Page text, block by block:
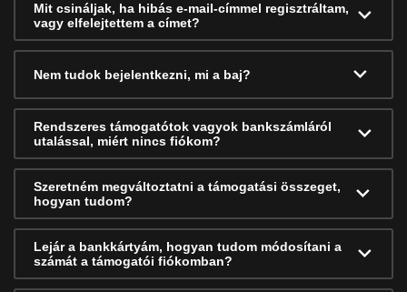
Mit csináljak, ha hibás e-mail-címmel regisztráltam,
vagy elfelejtettem a címet?
Nem tudok bejelentkezni, mi a baj?
Rendszeres támogatótok vagyok bankszámláról
utalással, miért nincs fiókom?
Szeretném megváltoztatni a támogatási összeget,
hogyan tudom?
Lejár a bankkártyám, hogyan tudom módosítani a
számát a támogatói fiókomban?